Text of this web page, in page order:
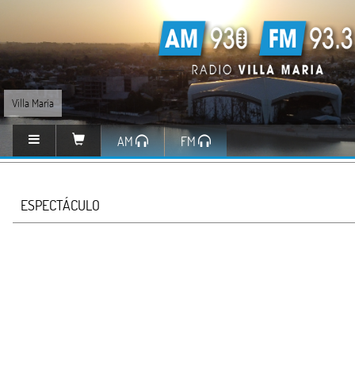
Villa María
AM FM
ESPECTÁCULO